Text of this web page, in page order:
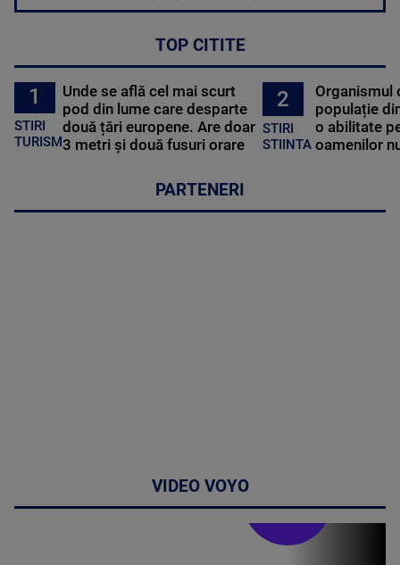
TOP CITITE
1
STIRI
TURISM
Unde se află cel mai scurt
pod din lume care desparte
două țări europene. Are doar
3 metri și două fusuri orare
2
STIRI
STIINTA
Organismul
populație
o abilitate
oamenilor
PARTENERI
VIDEO VOYO